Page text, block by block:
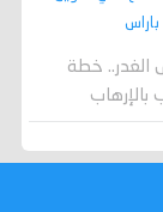
باراس
الغدر.. خطة
بالإرهاب